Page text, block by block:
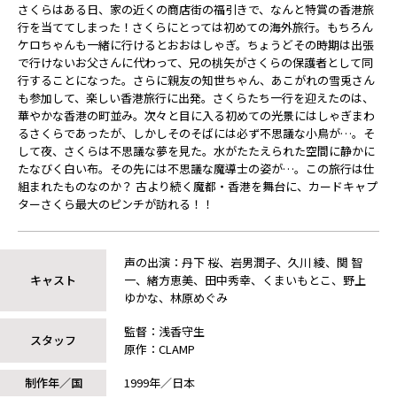
さくらはある日、家の近くの商店街の福引きで、なんと特賞の香港旅
行を当ててしまった！さくらにとっては初めての海外旅行。もちろん
ケロちゃんも一緒に行けるとおおはしゃぎ。ちょうどその時期は出張
で行けないお父さんに代わって、兄の桃矢がさくらの保護者として同
行することになった。さらに親友の知世ちゃん、あこがれの雪兎さん
も参加して、楽しい香港旅行に出発。さくらたち一行を迎えたのは、
華やかな香港の町並み。次々と目に入る初めての光景にはしゃぎまわ
るさくらであったが、しかしそのそばには必ず不思議な小鳥が…。そ
して夜、さくらは不思議な夢を見た。水がたたえられた空間に静かに
たなびく白い布。その先には不思議な魔導士の姿が…。この旅行は仕
組まれたものなのか？ 古より続く魔都・香港を舞台に、カードキャプ
ターさくら最大のピンチが訪れる！！
キャスト
声の出演：丹下 桜、岩男潤子、久川 綾、関 智
一、緒方恵美、田中秀幸、くまいもとこ、野上
ゆかな、林原めぐみ
スタッフ
監督：浅香守生
原作：CLAMP
制作年／国
1999年／日本